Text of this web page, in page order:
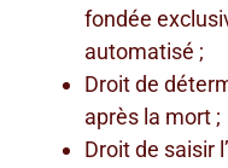
fondée
automatisé ;
Droit de
après la mort ;
Droit de saisir